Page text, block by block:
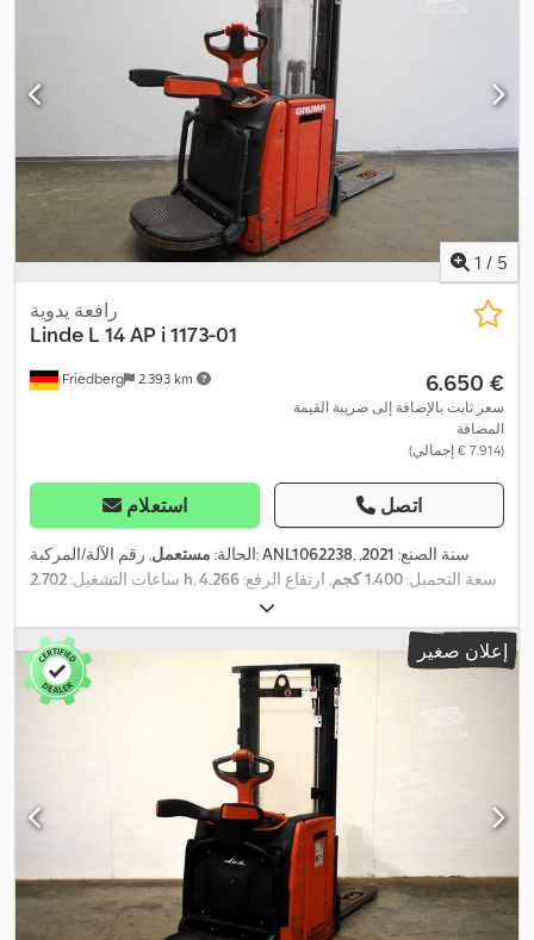
1 / 5
Friedberg 2.393 km
رافعة يدوية
Linde L 14 AP i 1173-01
‏6.650 €
سعر ثابت بالإضافة إلى ضريبة القيمة
المضافة
(‏7.914 € إجمالي)
استعلام اتصل
الحالة: مستعمل , رقم الآلة/المركبة:ANL1062238 , سنة الصنع: 2021
,
ساعات التشغيل: 2.702 h , سعة التحميل:1.400 كجم , ارتفاع الرفع:4.266
, مركز تحميل الحمولة:
(تريبيليكس), سعة البطارية:375 آه , جهد البطارية: 24 V, عرض إطار
الشوكة:560 مم , وزن فارغ:1.473 كجم
,
, الطول الكلي: 2.132 مم , العرض الكلي:800 مم
,
وقود:كهرباء
إعلان صغير